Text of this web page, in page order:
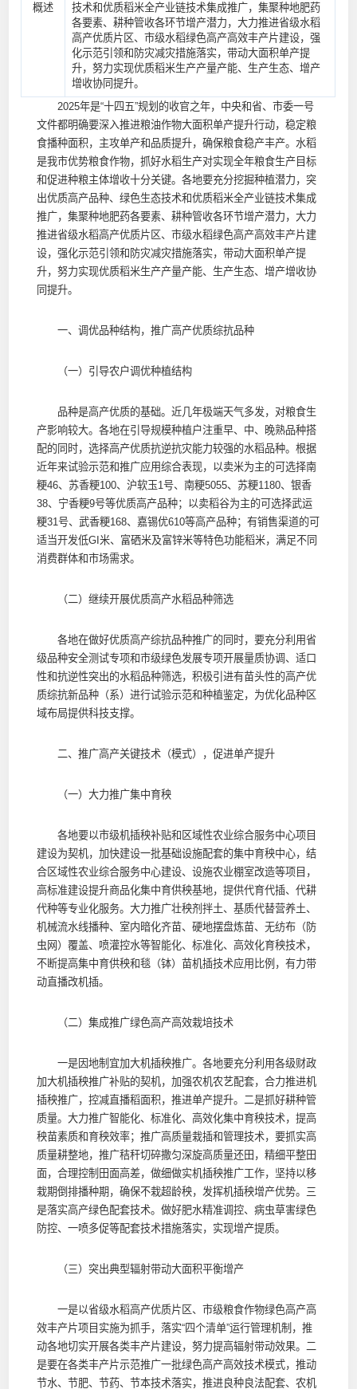
概述
技术和优质稻米全产业链技术集成推广，集聚种地肥药
各要素、耕种管收各环节增产潜力，大力推进省级水稻
高产优质片区、市级水稻绿色高产高效丰产片建设，强
化示范引领和防灾减灾措施落实，带动大面积单产提
升，努力实现优质稻米生产产量产能、生产生态、增产
增收协同提升。
2025年是“十四五”规划的收官之年，中央和省、市委一号
文件都明确要深入推进粮油作物大面积单产提升行动，稳定粮
食播种面积，主攻单产和品质提升，确保粮食稳产丰产。水稻
是我市优势粮食作物，抓好水稻生产对实现全年粮食生产目标
和促进种粮主体增收十分关键。各地要充分挖掘种植潜力，突
出优质高产品种、绿色生态技术和优质稻米全产业链技术集成
推广，集聚种地肥药各要素、耕种管收各环节增产潜力，大力
推进省级水稻高产优质片区、市级水稻绿色高产高效丰产片建
设，强化示范引领和防灾减灾措施落实，带动大面积单产提
升，努力实现优质稻米生产产量产能、生产生态、增产增收协
同提升。
一、调优品种结构，推广高产优质综抗品种
（一）引导农户调优种植结构
品种是高产优质的基础。近几年极端天气多发，对粮食生
产影响较大。各地在引导规模种植户注重早、中、晚熟品种搭
配的同时，选择高产优质抗逆抗灾能力较强的水稻品种。根据
近年来试验示范和推广应用综合表现，以卖米为主的可选择南
粳46、苏香粳100、沪软玉1号、南粳5055、苏粳1180、银香
38、宁香粳9号等优质高产品种；以卖稻谷为主的可选择武运
粳31号、武香粳168、嘉锡优610等高产品种；有销售渠道的可
适当开发低GI米、富硒米及富锌米等特色功能稻米，满足不同
消费群体和市场需求。
（二）继续开展优质高产水稻品种筛选
各地在做好优质高产综抗品种推广的同时，要充分利用省
级品种安全测试专项和市级绿色发展专项开展量质协调、适口
性和抗逆性突出的水稻品种筛选，积极引进有苗头性的高产优
质综抗新品种（系）进行试验示范和种植鉴定，为优化品种区
域布局提供科技支撑。
二、推广高产关键技术（模式），促进单产提升
（一）大力推广集中育秧
各地要以市级机插秧补贴和区域性农业综合服务中心项目
建设为契机，加快建设一批基础设施配套的集中育秧中心，结
合区域性农业综合服务中心建设、设施农业棚室改造等项目，
高标准建设提升商品化集中育供秧基地，提供代育代插、代耕
代种等专业化服务。大力推广壮秧剂拌土、基质代替营养土、
机械流水线播种、室内暗化齐苗、硬地摆盘炼苗、无纺布（防
虫网）覆盖、喷灌控水等智能化、标准化、高效化育秧技术，
不断提高集中育供秧和毯（钵）苗机插技术应用比例，有力带
动直播改机插。
（二）集成推广绿色高产高效栽培技术
一是因地制宜加大机插秧推广。各地要充分利用各级财政
加大机插秧推广补贴的契机，加强农机农艺配套，合力推进机
插秧推广，控减直播稻面积，推进单产提升。二是抓好耕种管
质量。大力推广智能化、标准化、高效化集中育秧技术，提高
秧苗素质和育秧效率；推广高质量栽插和管理技术，要抓实高
质量耕整地，推广秸秆切碎撒匀深旋高质量还田，精细平整田
面，合理控制田面高差，做细做实机插秧推广工作，坚持以移
栽期倒排播种期，确保不栽超龄秧，发挥机插秧增产优势。三
是落实高产绿色配套技术。做好肥水精准调控、病虫草害绿色
防控、一喷多促等配套技术措施落实，实现增产提质。
（三）突出典型辐射带动大面积平衡增产
一是以省级水稻高产优质片区、市级粮食作物绿色高产高
效丰产片项目实施为抓手，落实“四个清单”运行管理机制，推
动各地切实开展各类丰产片建设，努力提高辐射带动效果。二
是要在各类丰产片示范推广一批绿色高产高效技术模式，推动
节水、节肥、节药、节本技术落实，推进良种良法配套、农机